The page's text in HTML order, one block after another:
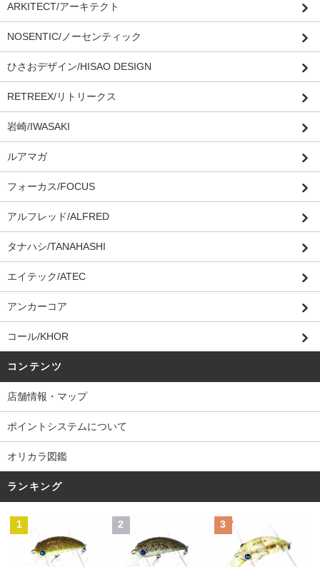
ARKITECT/アーキテクト
NOSENTIC/ノーセンティック
ひさおデザイン/HISAO DESIGN
RETREEX/リトリークス
岩崎/IWASAKI
ルアマガ
フォーカス/FOCUS
アルフレッド/ALFRED
タナハシ/TANAHASHI
エイテック/ATEC
アンカーコア
コール/KHOR
コンテンツ
店舗情報・マップ
ポイントシステムについて
オリカラ図鑑
ランキング
1 2 3